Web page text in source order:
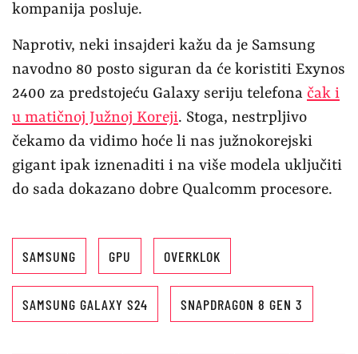
kompanija posluje.
Naprotiv, neki insajderi kažu da je Samsung
navodno 80 posto siguran da će koristiti Exynos
2400 za predstojeću Galaxy seriju telefona čak i
u matičnoj Južnoj Koreji. Stoga, nestrpljivo
čekamo da vidimo hoće li nas južnokorejski
gigant ipak iznenaditi i na više modela uključiti
do sada dokazano dobre Qualcomm procesore.
SAMSUNG GPU OVERKLOK
SAMSUNG GALAXY S24 SNAPDRAGON 8 GEN 3